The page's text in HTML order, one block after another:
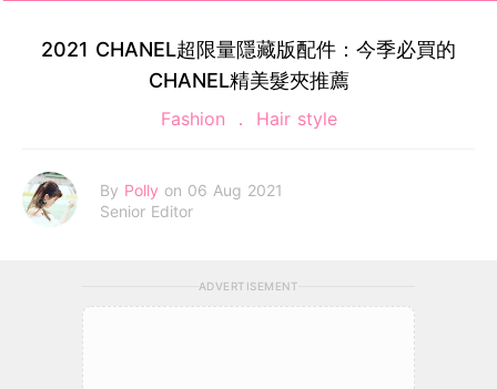
2021 CHANEL超限量隱藏版配件：今季必買的
CHANEL精美髮夾推薦
Fashion Hair style
By Polly on 06 Aug 2021
Senior Editor
ADVERTISEMENT